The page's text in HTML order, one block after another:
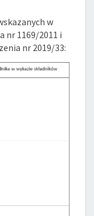
w
nr 1169/2011 i
nr 2019/33: